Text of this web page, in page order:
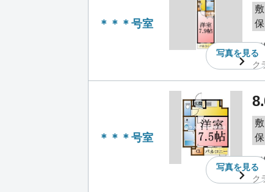
＊＊＊号室
写真を見る
敷
保
1
ク
＊＊＊号室
写真を見る
敷
保
1
ク